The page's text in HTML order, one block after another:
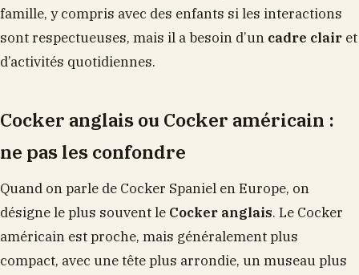
famille, y compris avec des enfants si les interactions
sont respectueuses, mais il a besoin d’un cadre clair et
d’activités quotidiennes.
Cocker anglais ou Cocker américain :
ne pas les confondre
Quand on parle de Cocker Spaniel en Europe, on
désigne le plus souvent le Cocker anglais. Le Cocker
américain est proche, mais généralement plus
compact, avec une tête plus arrondie, un museau plus